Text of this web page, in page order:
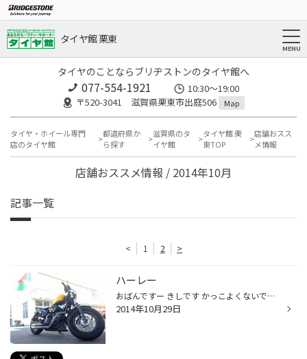
タイヤ館 栗東
タイヤのことならブリヂストンのタイヤ館へ
077-554-1921
10:30～19:00
〒520-3041 滋賀県栗東市出庭506
Map
タイヤ・ホイール専門
店のタイヤ館
都道府県か
ら探す
滋賀県のタ
イヤ館
タイヤ館 栗
東TOP
店舗おスス
メ情報
店舗おススメ情報 / 2014年10月
記事一覧
< 1 2 >
ハーレー
おばんですー きしです かっこよくないですか？(^^♪ かっこいいです)^o^( ハーレーですよハーレー↑☆＼(゜ロ＼)(／ロ゜)／ バイクといったらハーレー！ タイヤといったらブリヂストン！＼(^o^)／ 以前にスタッドレスご購入いただいた関係でご来店しましたＭさんのハーレーです♪ １２００ｃｃらしいで...
2014年10月29日